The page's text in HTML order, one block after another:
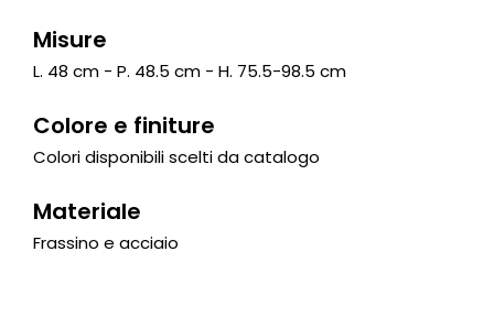
Misure
L. 48 cm - P. 48.5 cm - H. 75.5-98.5 cm
Colore e finiture
Colori disponibili scelti da catalogo
Materiale
Frassino e acciaio